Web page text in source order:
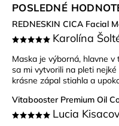
POSLEDNÉ
REDNESKIN CICA Facial
Karolína
Maska je výborná, hlavne
sa mi vytvorili na pleti
krásne zápal stiahla a
Vitabooster Premium Oil
Lucia